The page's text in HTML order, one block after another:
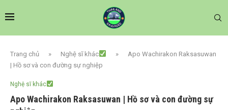
Trang chủ » Nghệ sĩ khác »
Apo Wachirakon Raksasuwan
| Hồ sơ và con đường sự nghiệp
Nghệ sĩ khác
Apo Wachirakon Raksasuwan | Hồ sơ và con đường sự